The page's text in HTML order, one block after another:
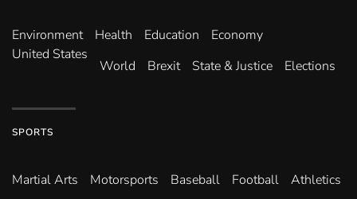
Environ­ment Health Education
Economy
United States
World Brexit State & Justice Elections
SPORTS
Martial Arts Motorsports Baseball Football
Athletics